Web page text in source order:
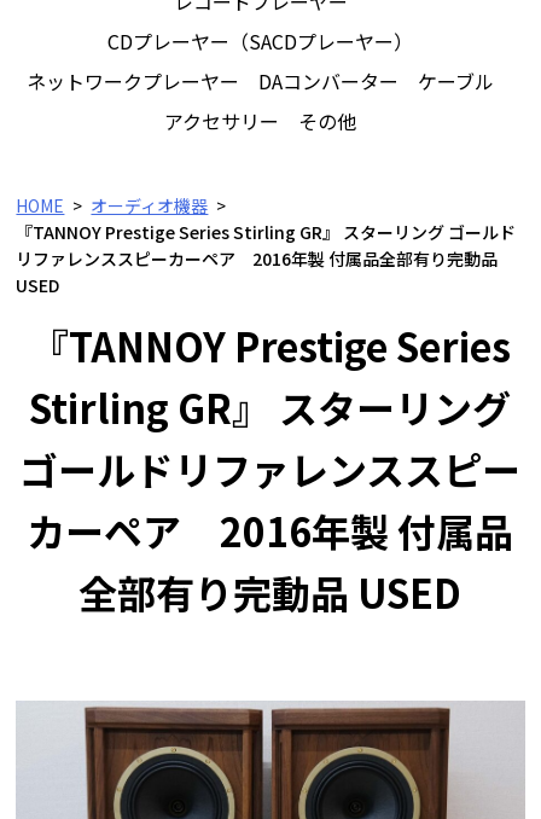
CDプレーヤー（SACDプレーヤー）
ネットワークプレーヤー
DAコンバーター
ケーブル
アクセサリー
その他
HOME
オーディオ機器
『TANNOY Prestige Series Stirling GR』 スターリング ゴールド
リファレンススピーカーペア 2016年製 付属品全部有り完動品
USED
『TANNOY Prestige Series
Stirling GR』 スターリング
ゴールドリファレンススピー
カーペア 2016年製 付属品
全部有り完動品 USED